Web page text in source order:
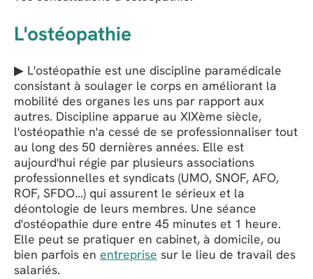
L'ostéopathie
▶ L'ostéopathie est une discipline paramédicale
consistant à soulager le corps en améliorant la
mobilité des organes les uns par rapport aux
autres. Discipline apparue au XIXème siècle,
l'ostéopathie n'a cessé de se professionnaliser tout
au long des 50 dernières années. Elle est
aujourd'hui régie par plusieurs associations
professionnelles et syndicats (UMO, SNOF, AFO,
ROF, SFDO...) qui assurent le sérieux et la
déontologie de leurs membres. Une séance
d'ostéopathie dure entre 45 minutes et 1 heure.
Elle peut se pratiquer en cabinet, à domicile, ou
bien parfois en entreprise sur le lieu de travail des
salariés.